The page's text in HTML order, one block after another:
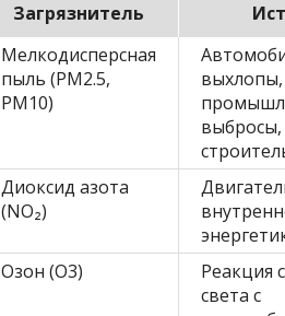
Загрязнитель
Мелкодисперсная
пыль (PM2.5,
PM10)
выхлопы,
выбросы,
Диоксид азота
(NO₂)
Озон (O3)
Реакция
света с